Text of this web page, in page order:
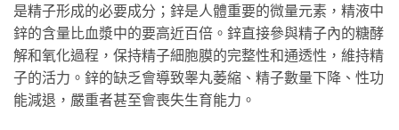
是精子形成的必要成分；鋅是人體重要的微量元素，精液中
鋅的含量比血漿中的要高近百倍。鋅直接參與精子內的糖酵
解和氧化過程，保持精子細胞膜的完整性和通透性，維持精
子的活力。鋅的缺乏會導致睾丸萎縮、精子數量下降、性功
能減退，嚴重者甚至會喪失生育能力。